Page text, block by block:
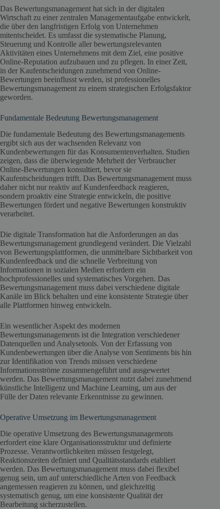
Das Bewertungsmanagement hat sich in der digitalen
Wirtschaft zu einer zentralen Managementaufgabe entwickelt,
die über den langfristigen Erfolg von Unternehmen
mitentscheidet. Es umfasst die systematische Planung,
Steuerung und Kontrolle aller bewertungsrelevanten
Aktivitäten eines Unternehmens mit dem Ziel, eine positive
Online-Reputation aufzubauen und zu pflegen. In einer Zeit,
in der Kaufentscheidungen zunehmend von Online-
Bewertungen beeinflusst werden, ist professionelles
Bewertungsmanagement zu einem strategischen Erfolgsfaktor
geworden.
Fundamentale Bedeutung Bewertungsmanagement
Die fundamentale Bedeutung des Bewertungsmanagements
ergibt sich aus der wachsenden Relevanz von
Kundenbewertungen für das Konsumentenverhalten. Studien
zeigen, dass die überwiegende Mehrheit der Verbraucher
Online-Bewertungen konsultiert, bevor sie
Kaufentscheidungen trifft. Das Bewertungsmanagement muss
daher nicht nur reaktiv auf Kundenfeedback reagieren,
sondern proaktiv eine Strategie entwickeln, die positive
Bewertungen fördert und negative Bewertungen konstruktiv
verarbeitet.
Die digitale Transformation hat die Anforderungen an das
Bewertungsmanagement grundlegend verändert. Die Vielzahl
von Bewertungsplattformen, die unmittelbare Sichtbarkeit von
Kundenfeedback und die schnelle Verbreitung von
Informationen in sozialen Medien erfordern ein
hochprofessionelles und systematisches Vorgehen. Das
Bewertungsmanagement muss dabei verschiedene digitale
Kanäle im Blick behalten und eine konsistente Strategie über
alle Plattformen hinweg entwickeln.
Ein wesentlicher Aspekt des modernen
Bewertungsmanagements ist die Integration verschiedener
Datenquellen und Analysetools. Von der Erfassung von
Kundenbewertungen über die Analyse von Sentiments bis hin
zur Identifikation von Trends müssen verschiedene
Informationsströme zusammengeführt und ausgewertet
werden. Das Bewertungsmanagement nutzt dabei zunehmend
künstliche Intelligenz und Machine Learning, um aus der
Fülle der Daten relevante Erkenntnisse zu gewinnen.
Operative Umsetzung im Bewertungsmanagement
Die operative Umsetzung des Bewertungsmanagements
erfordert eine klare Organisationsstruktur und definierte
Prozesse. Verantwortlichkeiten müssen festgelegt,
Reaktionszeiten definiert und Qualitätsstandards etabliert
werden. Das Bewertungsmanagement muss dabei flexibel
genug sein, um auf unterschiedliche Arten von Feedback
angemessen reagieren zu können, und gleichzeitig
systematisch genug, um eine konsistente Qualität der
Bearbeitung sicherzustellen.